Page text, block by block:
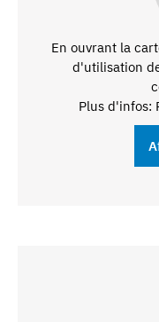
En ouvrant la
d'utilisation
Plus d'infos: